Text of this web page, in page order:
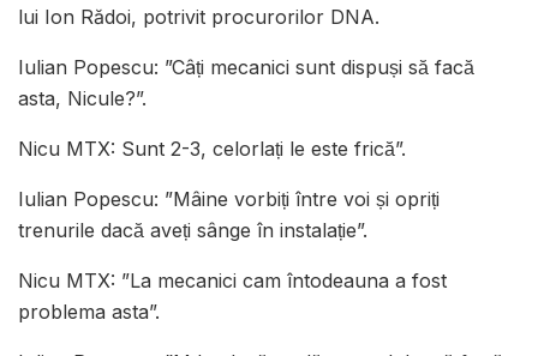
lui Ion Rădoi, potrivit procurorilor DNA.
Iulian Popescu: ”Câți mecanici sunt dispuși să facă
asta, Nicule?”.
Nicu MTX: Sunt 2-3, celorlați le este frică”.
Iulian Popescu: ”Mâine vorbiți între voi și opriți
trenurile dacă aveți sânge în instalație”.
Nicu MTX: ”La mecanici cam întodeauna a fost
problema asta”.